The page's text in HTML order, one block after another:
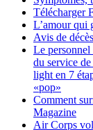
Télécharger
L’amour qui
Avis de
Le personnel
du service
light en 7
«pop»
Comment
Magazine
Air Corps